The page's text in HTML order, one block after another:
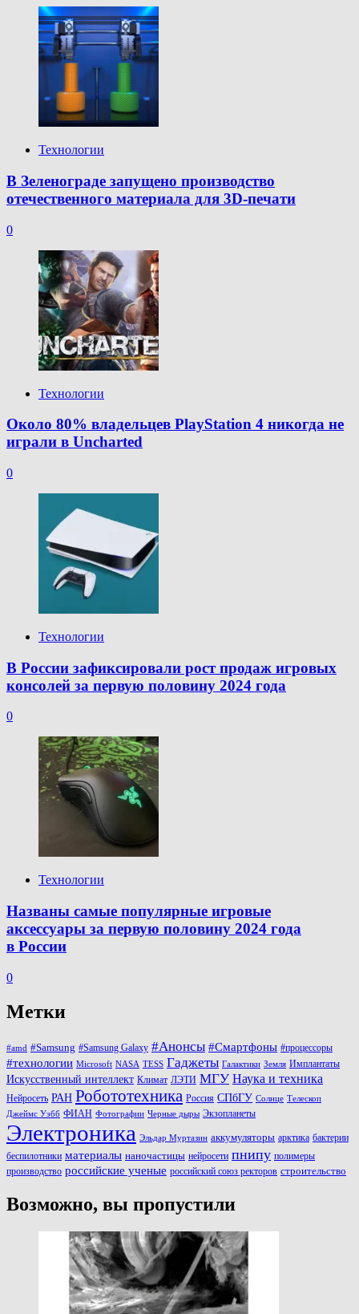
Технологии
В Зеленограде запущено производство
отечественного материала для 3D-печати
0
Технологии
Около 80% владельцев PlayStation 4 никогда не
играли в Uncharted
0
Технологии
В России зафиксировали рост продаж игровых
консолей за первую половину 2024 года
0
Технологии
Названы самые популярные игровые
аксессуары за первую половину 2024 года
в России
0
Метки
#amd #Samsung #Samsung Galaxy #Анонсы #Смартфоны #процессоры
#технологии Microsoft NASA TESS Гаджеты Галактики Земля Имплантаты
Искусственный интеллект Климат ЛЭТИ МГУ Наука и техника
Нейросеть РАН Робототехника Россия СПбГУ Солнце Телескоп
Джеймс Уэбб ФИАН Фотографии Черные дыры Экзопланеты
Электроника Эльдар Муртазин аккумуляторы арктика бактерии
беспилотники материалы наночастицы нейросети пнипу полимеры
производство российские ученые российский союз ректоров строительство
Возможно, вы пропустили